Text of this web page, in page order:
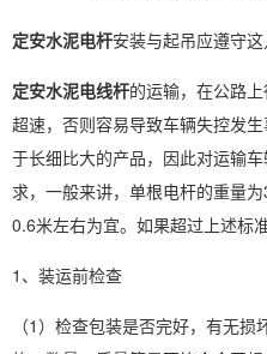
定安水泥电杆安装与起吊应遵守
定安水泥电线杆的运输，在公路
超速，否则容易导致车辆失控发
于长细比大的产品，因此对运输
求，一般来讲，单根电杆的重量
0.6米左右为宜。如果超过上述标
1、装运前检查
（1）检查包装是否完好，有无